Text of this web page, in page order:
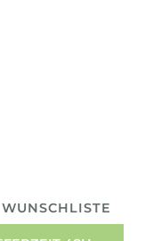
WUNSCHLISTE